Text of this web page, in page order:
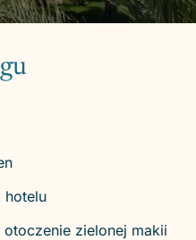
hotelu
zielonej makii